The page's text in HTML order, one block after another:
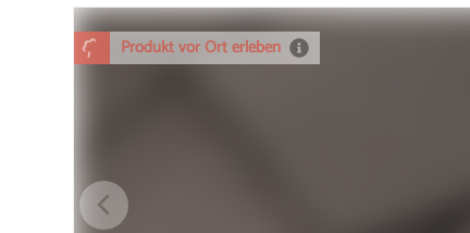
Produkt vor Ort erleben